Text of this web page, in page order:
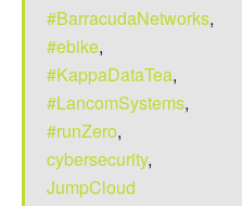
#BarracudaNetworks,
#ebike,
#KappaDataTea,
#LancomSystems,
#runZero,
cybersecurity,
JumpCloud